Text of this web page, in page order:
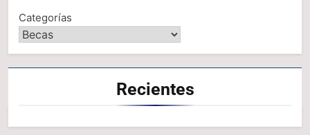
Categorías
Recientes